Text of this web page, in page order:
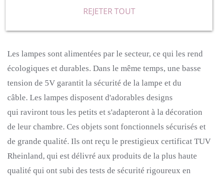
REJETER TOUT
s'éteindre automatiquement après 30 min, 60 min ou 90
Les lampes sont alimentées par le secteur, ce qui les rend
écologiques et durables. Dans le même temps, une basse
tension de 5V garantit la sécurité de la lampe et du
câble. Les lampes disposent d'adorables designs
qui raviront tous les petits et s'adapteront à la décoration
de leur chambre. Ces objets sont fonctionnels sécurisés et
de grande qualité. Ils ont reçu le prestigieux certificat TUV
Rheinland, qui est délivré aux produits de la plus haute
qualité qui ont subi des tests de sécurité rigoureux en